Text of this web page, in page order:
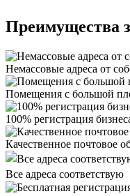
Преимущества
Немассовые адреса от
Помещения с большой
100% регистрация
Качественное почтовое
Все адреса